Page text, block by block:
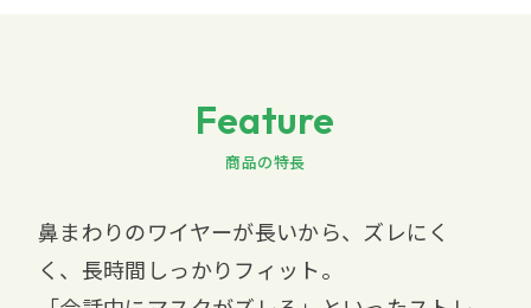
Feature
商品の特長
鼻まわりのワイヤーが長いから、ズレにく
く、長時間しっかりフィット。